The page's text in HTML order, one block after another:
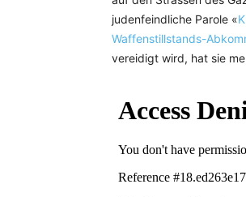
judenfeindliche Parole «
Waffenstillstands-
vereidigt wird, hat sie